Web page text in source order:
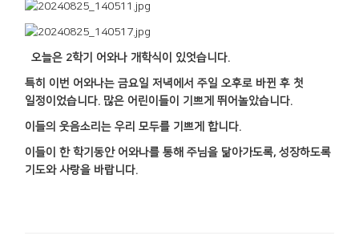
오늘은 2학기 어와나 개학식이 있엇습니다.
특히 이번 어와나는 금요일 저녁에서 주일 오후로 바뀐 후 첫
일정이었습니다. 많은 어린이들이 기쁘게 뛰어놀았습니다.
이들의 웃음소리는 우리 모두를 기쁘게 합니다.
이들이 한 학기동안 어와나를 통해 주님을 닮아가도록, 성장하도록
기도와 사랑을 바랍니다.